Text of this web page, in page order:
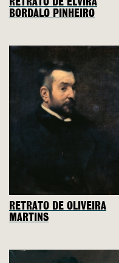
RETRATO DE ELVIRA
BORDALO PINHEIRO
RETRATO DE OLIVEIRA
MARTINS